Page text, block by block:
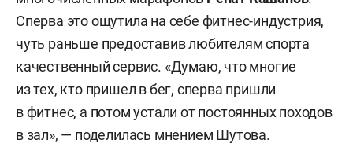
Сперва это ощутила на себе фитнес-индустрия,
чуть раньше предоставив любителям спорта
качественный сервис. «Думаю, что многие
из тех, кто пришел в бег, сперва пришли
в фитнес, а потом устали от постоянных походов
в зал», — поделилась мнением Шутова.